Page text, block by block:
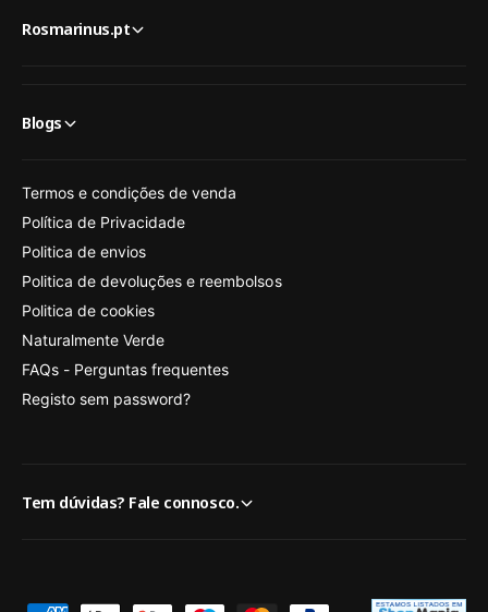
Rosmarinus.pt
Blogs
Termos e condições de venda
Política de Privacidade
Politica de envios
Politica de devoluções e reembolsos
Politica de cookies
Naturalmente Verde
FAQs - Perguntas frequentes
Registo sem password?
Tem dúvidas? Fale connosco.